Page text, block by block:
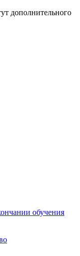
дополнительного
обучения